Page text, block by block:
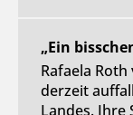
„Ein
Rafaela Roth
derzeit
Landes. Ihre